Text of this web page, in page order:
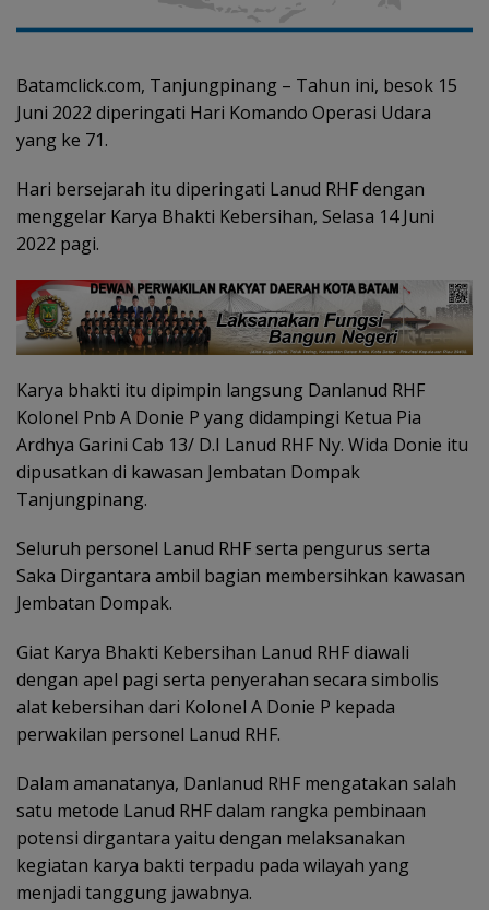
Batamclick.com, Tanjungpinang – Tahun ini, besok 15
Juni 2022 diperingati Hari Komando Operasi Udara
yang ke 71.
Hari bersejarah itu diperingati Lanud RHF dengan
menggelar Karya Bhakti Kebersihan, Selasa 14 Juni
2022 pagi.
Karya bhakti itu dipimpin langsung Danlanud RHF
Kolonel Pnb A Donie P yang didampingi Ketua Pia
Ardhya Garini Cab 13/ D.I Lanud RHF Ny. Wida Donie itu
dipusatkan di kawasan Jembatan Dompak
Tanjungpinang.
Seluruh personel Lanud RHF serta pengurus serta
Saka Dirgantara ambil bagian membersihkan kawasan
Jembatan Dompak.
Giat Karya Bhakti Kebersihan Lanud RHF diawali
dengan apel pagi serta penyerahan secara simbolis
alat kebersihan dari Kolonel A Donie P kepada
perwakilan personel Lanud RHF.
Dalam amanatanya, Danlanud RHF mengatakan salah
satu metode Lanud RHF dalam rangka pembinaan
potensi dirgantara yaitu dengan melaksanakan
kegiatan karya bakti terpadu pada wilayah yang
menjadi tanggung jawabnya.